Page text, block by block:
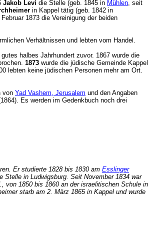
Jakob Levi die Stelle (geb. 1845 in Mühlen, seit
in Kappel tätig (geb. 1842 in
1873 die Vereinigung der beiden
Verhältnissen und lebten vom Handel.
halbes Jahrhundert zuvor. 1867 wurde die
1873 wurde die jüdische Gemeinde Kappel
lebten keine jüdischen Personen mehr am Ort.
von Yad Vashem, Jerusalem und den Angaben
Es werden im Gedenkbuch noch drei
Er studierte 1828 bis 1830 am Esslinger
Stelle in Ludwigsburg. Seit November 1834 war
von 1850 bis 1860 an der israelitischen Schule in
starb am 2. März 1865 in Kappel und wurde